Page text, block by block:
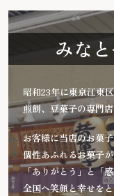
みな
昭和23年に東京江東
煎餅、豆菓子の専門
お客様に当店のお菓
個性あふれるお菓子
「ありがとう」と「
全国へ笑顔と幸せを